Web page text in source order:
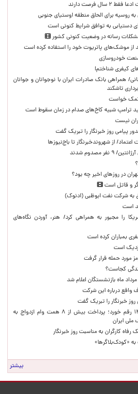
فرصت دارند
روسیه برای الحاق منطقه اوستیای جنوبی
دستیابی به توافق شرایط کنونی است
رسانه در وضعیت کنونی کشور
خودروسازی
کیفری شناختم!
همراهی بانک صادرات ایران با نوجوانان و جوانان
تاشکند
کمک خواست
ترامپ شبیه کاخ‌های صدام در زمان سقوط است
نیست
پیامی روز خبرنگار را تبریک گفت
از شهروندخبرنگار تا باج‌نیوزها
مصدوم شدند
در روزهای اخیر چه بود؟
و قاتل است
به شرکت نفت ابوظبی (ادنوک)
است
را مجبور به همراهی کرد/ هنر، آوردن نگاه‌های
بمباران کرده است
است
مورد حمله قرار گرفت
کجاست؟
ماه بازنشستگان اعلام شد
واقع درباره این شرکت
خبرنگار را تبریک گفت
در چهار ماه نخست ۱۴۰۵ رقم خورد؛ پرداخت بیش از ۸ همت وام ازدواج به
ایران
رفاه کارگران به مناسبت روز خبرنگار
«کودک‌بلاگرها»
بیشتر